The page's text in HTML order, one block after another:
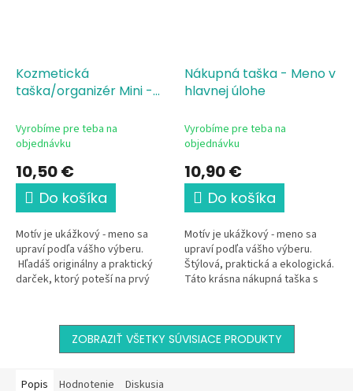
Kozmetická
taška/organizér Mini -
Vyrobíme pre teba na
objednávku
10,50 €
Do košíka
Motív je ukážkový - meno sa
upraví podľa vášho výberu.
Hľadáš originálny a praktický
darček, ktorý poteší na prvý
Nákupná taška - Meno v
hlavnej úlohe
Vyrobíme pre teba na
objednávku
10,90 €
Do košíka
Motív je ukážkový - meno sa
upraví podľa vášho výberu.
Štýlová, praktická a ekologická.
Táto krásna nákupná taška s
ZOBRAZIŤ VŠETKY SÚVISIACE PRODUKTY
Popis Hodnotenie Diskusia